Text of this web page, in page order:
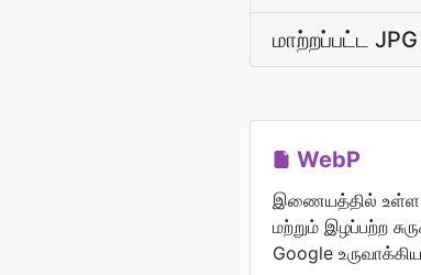
மாற்றப்பட்ட
WebP
இணையத்தில் உள்ள
மற்றும் இழப்பற்ற
Google